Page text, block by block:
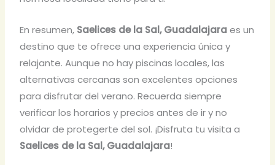
En resumen, Saelices de la Sal, Guadalajaraes un
destino que te ofrece una experiencia única y
relajante. Aunque no hay piscinas locales, las
alternativas cercanas son excelentes opciones
para disfrutar del verano. Recuerda siempre
verificar los horarios y precios antes de ir y no
olvidar de protegerte del sol. ¡Disfruta tu visita a
Saelices de la Sal, Guadalajara!